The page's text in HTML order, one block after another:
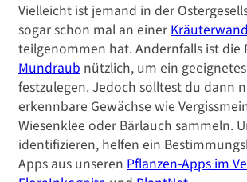
Vielleicht ist jemand in der
sogar schon mal an einer
teilgenommen hat. Andernfalls ist die
Mundraub nützlich, um ein
festzulegen. Jedoch solltest du dann
erkennbare Gewächse wie
Wiesenklee oder Bärlauch sammeln.
identifizieren, helfen ein
Apps aus unseren Pflanzen-Apps im